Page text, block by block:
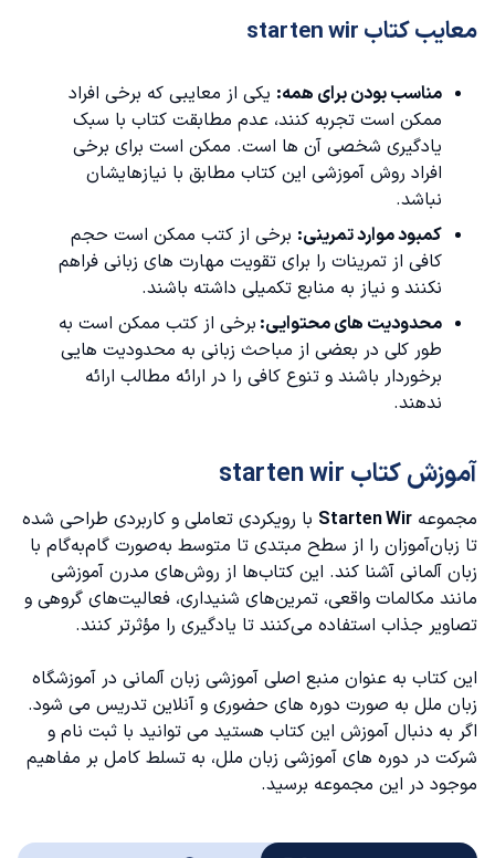
معایب کتاب starten wir
مناسب بودن برای همه: یکی از معایبی که برخی افراد
ممکن است تجربه کنند، عدم مطابقت کتاب با سبک
یادگیری شخصی آن ها است. ممکن است برای برخی
افراد روش آموزشی این کتاب مطابق با نیازهایشان
نباشد.
کمبود موارد تمرینی: برخی از کتب ممکن است حجم
کافی از تمرینات را برای تقویت مهارت های زبانی فراهم
نکنند و نیاز به منابع تکمیلی داشته باشند.
محدودیت های محتوایی: برخی از کتب ممکن است به
طور کلی در بعضی از مباحث زبانی به محدودیت هایی
برخوردار باشند و تنوع کافی را در ارائه مطالب ارائه
ندهند.
آموزش کتاب starten wir
مجموعه Starten Wir با رویکردی تعاملی و کاربردی طراحی شده
تا زبان‌آموزان را از سطح مبتدی تا متوسط به‌صورت گام‌به‌گام با
زبان آلمانی آشنا کند. این کتاب‌ها از روش‌های مدرن آموزشی
مانند مکالمات واقعی، تمرین‌های شنیداری، فعالیت‌های گروهی و
تصاویر جذاب استفاده می‌کنند تا یادگیری را مؤثرتر کنند.
این کتاب به عنوان منبع اصلی آموزشی زبان آلمانی در آموزشگاه
زبان ملل به صورت دوره های حضوری و آنلاین تدریس می شود.
اگر به دنبال آموزش این کتاب هستید می توانید با ثبت نام و
شرکت در دوره های آموزشی زبان ملل، به تسلط کامل بر مفاهیم
موجود در این مجموعه برسید.